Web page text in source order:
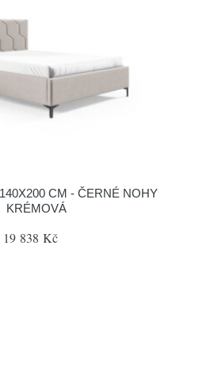
CM - ČERNÉ NOHY
KRÉMOVÁ
19 838 Kč